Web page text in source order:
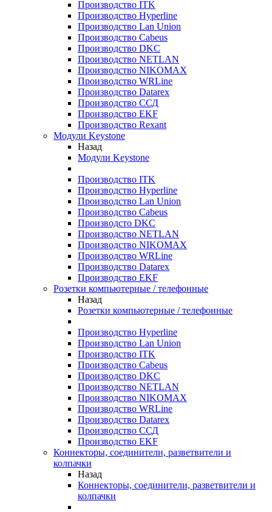
Производство ITK
Производство Hyperline
Производство Lan Union
Производство Cabeus
Производство DKC
Производство NETLAN
Производство NIKOMAX
Производство WRLine
Производство Datarex
Производство ССД
Производство EKF
Производство Rexant
Модули Keystone
Назад
Модули Keystone
Производство ITK
Производство Hyperline
Производство Lan Union
Производство Cabeus
Производсто DKC
Производство NETLAN
Производство NIKOMAX
Производство WRLine
Производство Datarex
Производство EKF
Розетки компьютерные / телефонные
Назад
Розетки компьютерные / телефонные
Производство Hyperline
Производство Lan Union
Производство ITK
Производство Cabeus
Производство DKC
Производство NETLAN
Производство NIKOMAX
Производство WRLine
Производство Datarex
Производство ССД
Производство EKF
Коннекторы, соединители, разветвители и
колпачки
Назад
Коннекторы, соединители, разветвители и
колпачки